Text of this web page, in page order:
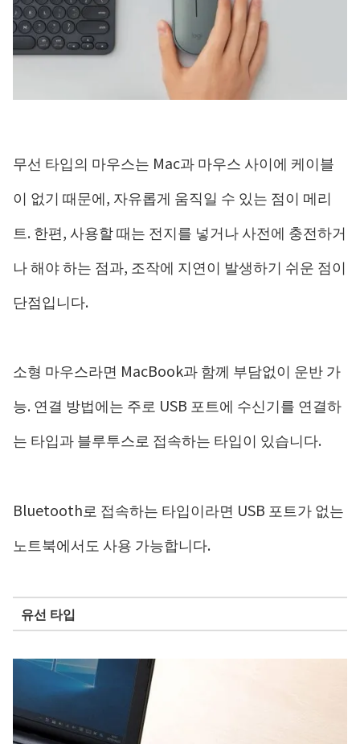
무선 타입의 마우스는 Mac과 마우스 사이에 케이블
이 없기 때문에, 자유롭게 움직일 수 있는 점이 메리
트. 한편, 사용할 때는 전지를 넣거나 사전에 충전하거
나 해야 하는 점과, 조작에 지연이 발생하기 쉬운 점이
단점입니다.
소형 마우스라면 MacBook과 함께 부담없이 운반 가
능. 연결 방법에는 주로 USB 포트에 수신기를 연결하
는 타입과 블루투스로 접속하는 타입이 있습니다.
Bluetooth로 접속하는 타입이라면 USB 포트가 없는
노트북에서도 사용 가능합니다.
유선 타입